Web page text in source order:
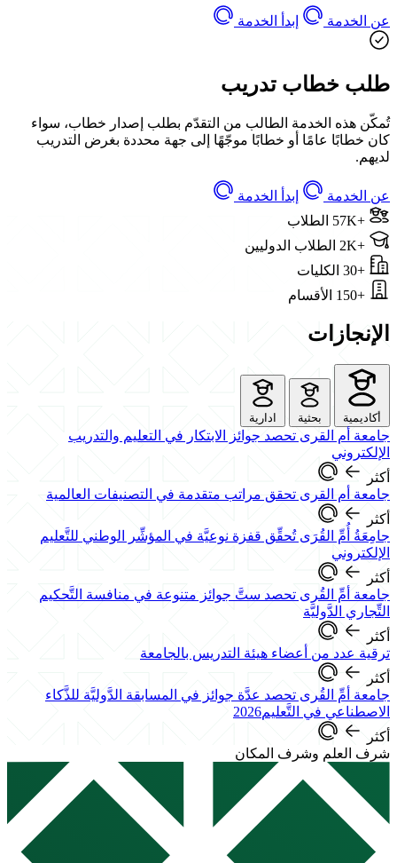
عن الخدمة إبدأ الخدمة
طلب خطاب تدريب
تُمكّن هذه الخدمة الطالب من التقدّم بطلب إصدار خطاب، سواء
كان خطابًا عامًا أو خطابًا موجّهًا إلى جهة محددة بغرض التدريب
لديهم.
عن الخدمة
إبدأ الخدمة
+57K
الطلاب
+2K
الطلاب الدوليين
+30
الكليات
+150
الأقسام
الإنجازات
أكاديمية بحثية ادارية
جامعة أم القرى تحصد جوائز الابتكار في التعليم والتدريب
الإلكتروني
أكثر
جامعة أم القرى تحقق مراتب متقدمة في التصنيفات العالمية
أكثر
جامِعَةُ أُمِّ القُرَى تُحقِّق قفزة نوعيَّة في المؤشِّر الوطني للتَّعليم
الإلكتروني
أكثر
جامعة أمِّ القُرى تحصد ستَّ جوائز متنوعة في منافسة التَّحكيم
التِّجاري الدَّوليَّة
أكثر
ترقية عدد من أعضاء هيئة التدريس بالجامعة
أكثر
جامعة أمِّ القُرى تحصد عدَّة جوائز في المسابقة الدَّوليَّة للذَّكاء
الاصطناعي في التَّعليم2026
أكثر
شرف العلم وشرف المكان